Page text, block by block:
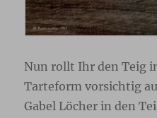
Nun rollt Ihr den Teig
Tarteform vorsichtig
Gabel Löcher in den